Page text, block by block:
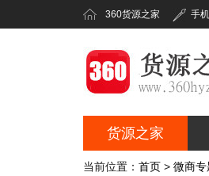
360货源之家 手
360货源之家
货源之家
当前位置： 首页> 微商专